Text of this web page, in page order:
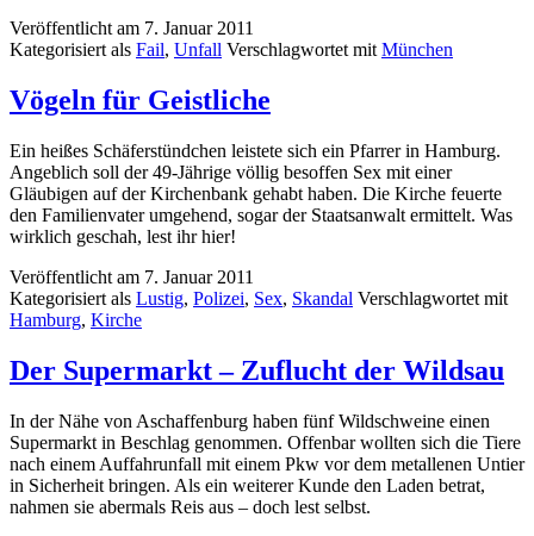
Veröffentlicht am 7. Januar 2011
Kategorisiert als Fail, Unfall Verschlagwortet mitMünchen
Vögeln für Geistliche
Ein heißes Schäferstündchen leistete sich ein Pfarrer in Hamburg.
Angeblich soll der 49-Jährige völlig besoffen Sex mit einer
Gläubigen auf der Kirchenbank gehabt haben. Die Kirche feuerte
den Familienvater umgehend, sogar der Staatsanwalt ermittelt. Was
wirklich geschah, lest ihr hier!
Veröffentlicht am 7. Januar 2011
Kategorisiert als Lustig, Polizei, Sex, Skandal Verschlagwortet mit
Hamburg, Kirche
Der Supermarkt – Zuflucht der Wildsau
In der Nähe von Aschaffenburg haben fünf Wildschweine einen
Supermarkt in Beschlag genommen. Offenbar wollten sich die Tiere
nach einem Auffahrunfall mit einem Pkw vor dem metallenen Untier
in Sicherheit bringen. Als ein weiterer Kunde den Laden betrat,
nahmen sie abermals Reis aus – doch lest selbst.